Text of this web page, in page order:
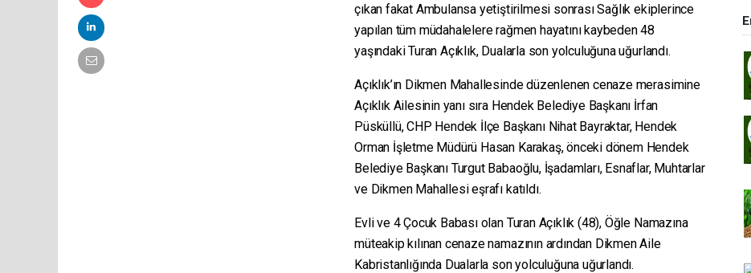
çıkan fakat Ambulansa yetiştirilmesi sonrası Sağlık ekiplerince
yapılan tüm müdahalelere rağmen hayatını kaybeden 48
yaşındaki Turan Açıklık, Dualarla son yolculuğuna uğurlandı.
Açıklık’ın Dikmen Mahallesinde düzenlenen cenaze merasimine
Açıklık Ailesinin yanı sıra Hendek Belediye Başkanı İrfan
Püsküllü, CHP Hendek İlçe Başkanı Nihat Bayraktar, Hendek
Orman İşletme Müdürü Hasan Karakaş, önceki dönem Hendek
Belediye Başkanı Turgut Babaoğlu, İşadamları, Esnaflar, Muhtarlar
ve Dikmen Mahallesi eşrafı katıldı.
Evli ve 4 Çocuk Babası olan Turan Açıklık (48), Öğle Namazına
müteakip kılınan cenaze namazının ardından Dikmen Aile
Kabristanlığında Dualarla son yolculuğuna uğurlandı.